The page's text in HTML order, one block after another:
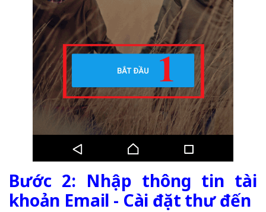
Bước 2: Nhập thông tin tài
khoản Email - Cài đặt thư đến